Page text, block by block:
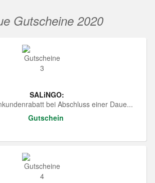
Gutscheine 2020
SALiNGO:
bei Abschluss einer Daue...
Gutschein